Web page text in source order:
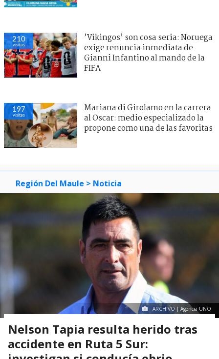
210
visitas
’Vikingos’ son cosa seria: Noruega
exige renuncia inmediata de
Gianni Infantino al mando de la
FIFA
197
visitas
Mariana di Girolamo en la carrera
al Oscar: medio especializado la
propone como una de las favoritas
Región Del Maule > Noticia
ARCHIVO | Agencia UNO
Nelson Tapia resulta herido tras
accidente en Ruta 5 Sur: